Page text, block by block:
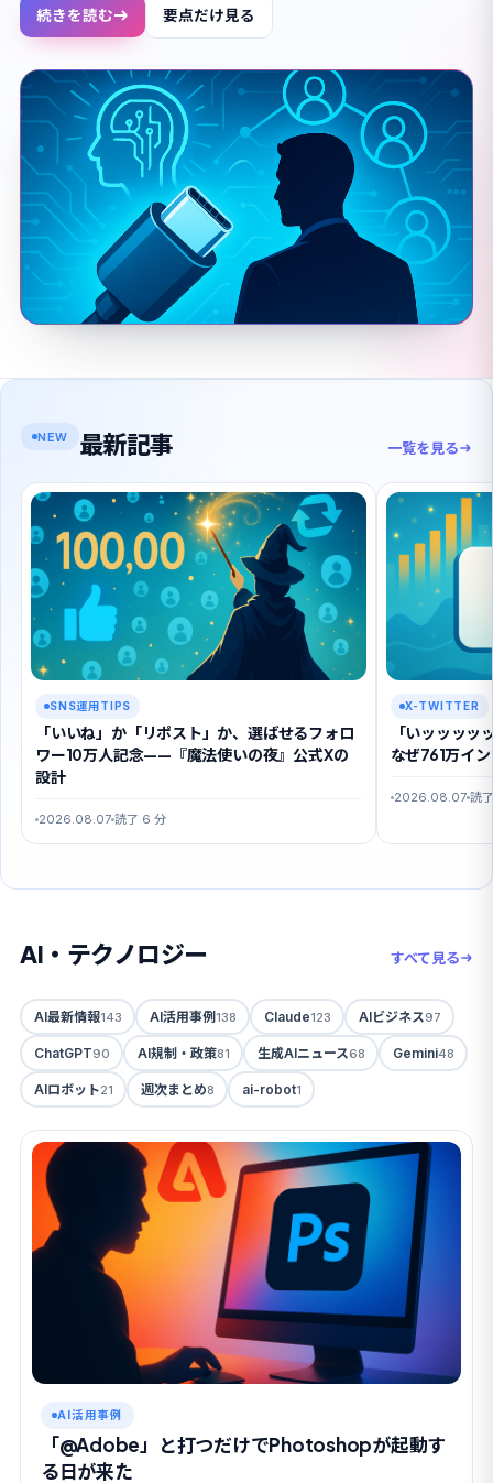
続きを読む 要点だけ見る
NEW 最新記事 一覧を見る
SNS運用TIPS
「いいね」か「リポスト」か、選ばせるフォロ
ワー10万人記念——『魔法使いの夜』公式Xの
設計
2026.08.07 読了 6 分
X-TWITTER
「いッッッ
なぜ761万イ
2026.08.07 読
AI・テクノロジー すべて見る
AI最新情報143 AI活用事例 138 Claude123 AIビジネス97
ChatGPT90 AI規制・政策81 生成AIニュース68 Gemini48
AIロボット21 週次まとめ8 ai-robot1
AI活用事例
「@Adobe」と打つだけでPhotoshopが起動す
る日が来た